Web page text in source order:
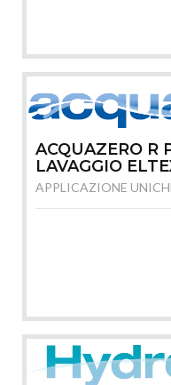
ACQUAZERO R
LAVAGGIO
APPLICAZIONE